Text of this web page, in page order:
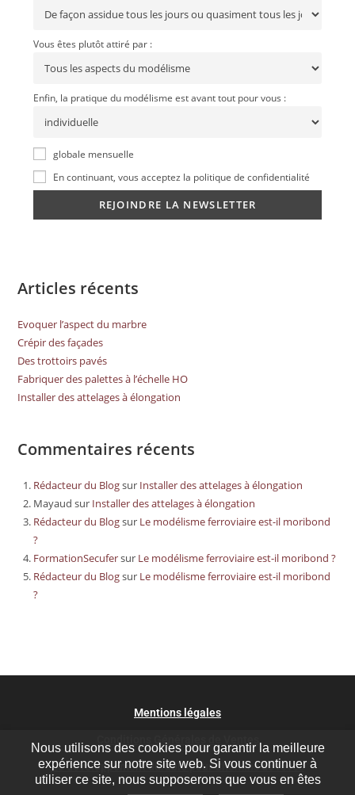
Vous êtes plutôt attiré par :
Enfin, la pratique du modélisme est avant tout pour vous :
globale mensuelle
En continuant, vous acceptez la politique de confidentialité
Articles récents
Evoquer l’aspect du marbre
Crépir des façades
Des trottoirs pavés
Fabriquer des palettes à l’échelle HO
Installer des attelages à élongation
Commentaires récents
Rédacteur du Blogsur Installer des attelages à élongation
Mayaud sur Installer des attelages à élongation
Rédacteur du Blogsur Le modélisme ferroviaire est-il moribond
?
FormationSecufersur Le modélisme ferroviaire est-il moribond ?
Rédacteur du Blogsur Le modélisme ferroviaire est-il moribond
?
Mentions légales
Le développement durable pour Chemins de rêves
Nous utilisons des cookies pour garantir la meilleure
expérience sur notre site web. Si vous continuer à
utiliser ce site, nous supposerons que vous en êtes